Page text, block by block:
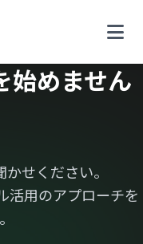
始めません
せください。
活用のアプローチを